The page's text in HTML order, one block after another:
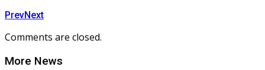
PrevNext
Comments are closed.
More News